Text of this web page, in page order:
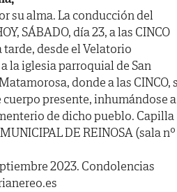
su alma. La conducción del
SÁBADO, día 23, a las CINCO
tarde, desde el Velatorio
la iglesia parroquial de San
donde a las CINCO,
presente, inhumándose a
de dicho pueblo. Capilla
DE REINOSA (sala nº
2023. Condolencias